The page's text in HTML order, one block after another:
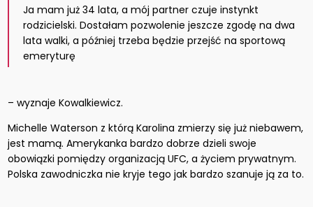
Ja mam już 34 lata, a mój partner czuje instynkt
rodzicielski. Dostałam pozwolenie jeszcze zgodę na dwa
lata walki, a później trzeba będzie przejść na sportową
emeryturę
– wyznaje Kowalkiewicz.
Michelle Waterson z którą Karolina zmierzy się już niebawem,
jest mamą. Amerykanka bardzo dobrze dzieli swoje
obowiązki pomiędzy organizacją UFC, a życiem prywatnym.
Polska zawodniczka nie kryje tego jak bardzo szanuje ją za to.